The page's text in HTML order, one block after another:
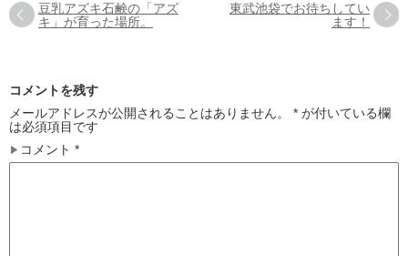
豆乳アズキ石鹸の「アズ
キ」が育った場所。
東武池袋でお待ちしてい
ます！
コメントを残す
メールアドレスが公開されることはありません。
* が付いている欄
は必須項目です
コメント *